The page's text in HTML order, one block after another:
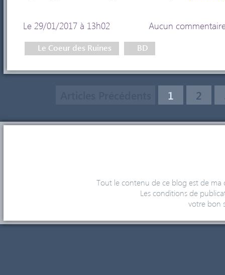
Le 29/01/2017 à 13h02 Aucun
Le Coeur des Ruines BD
1 2
Tout le contenu de ce blog est de
Les conditions de
votre bon